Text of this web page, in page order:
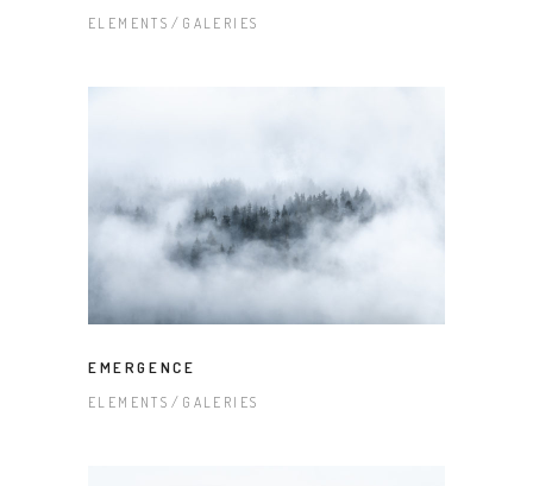
ELEMENTS GALERIES
EMERGENCE
ELEMENTS GALERIES